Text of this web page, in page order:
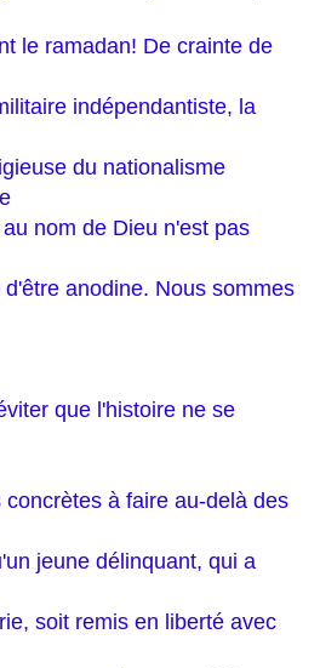
le ramadan! De crainte de
indépendantiste, la
du nationalisme
nom de Dieu n'est pas
anodine. Nous sommes
que l'histoire ne se
à faire au-delà des
jeune délinquant, qui a
soit remis en liberté avec